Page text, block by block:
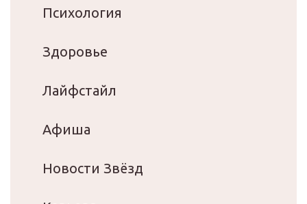
Психология
Здоровье
Лайфстайл
Афиша
Новости Звёзд